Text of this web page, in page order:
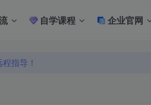
自学课程 企业官网
程指导！
指导！